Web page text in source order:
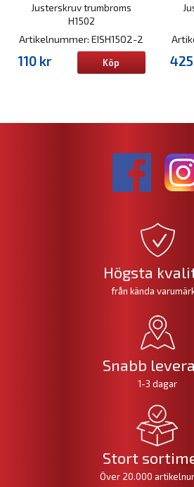
Justerskruv trumbroms
H1502
Artikelnummer: EISH1502-2
110 kr Köp
Högsta
från kända
Snabb
1-3 dagar
Stort
Över 20.000